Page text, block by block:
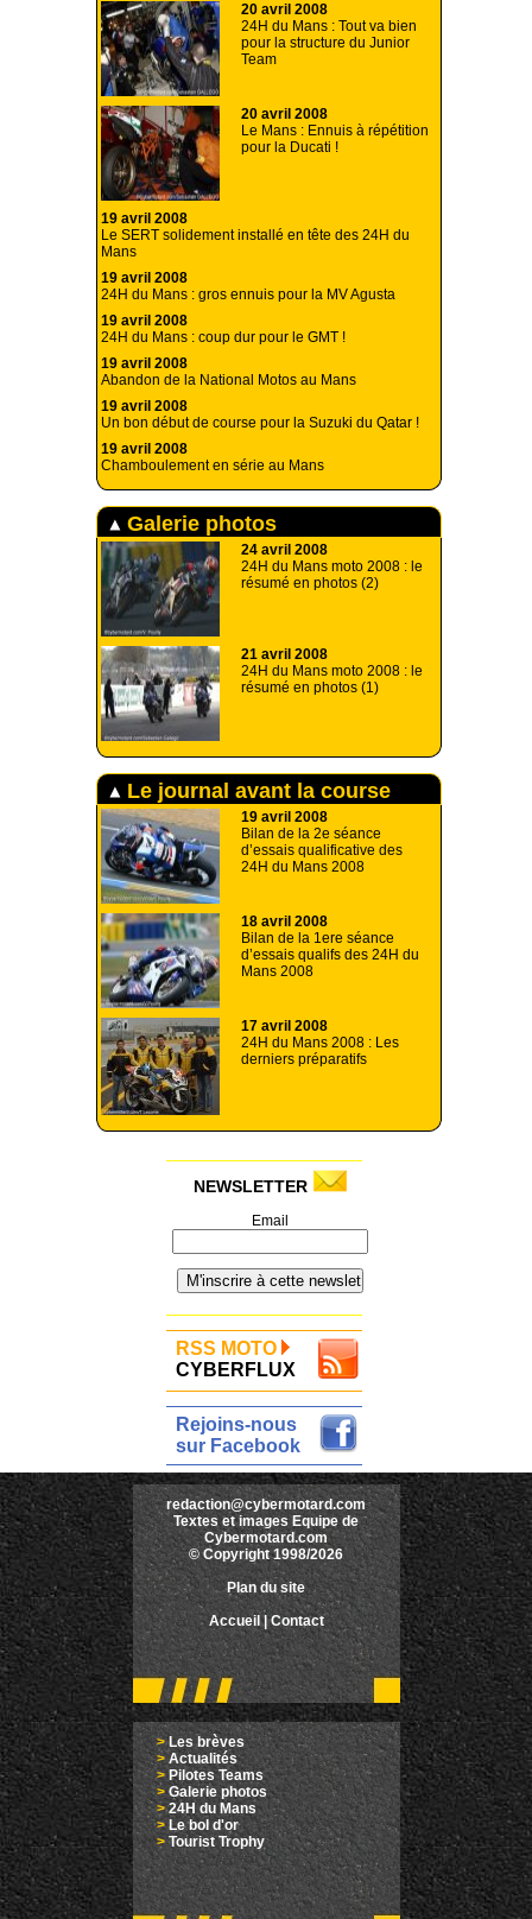
20 avril 2008
24H du Mans : Tout va bien
pour la structure du Junior
Team
20 avril 2008
Le Mans : Ennuis à répétition
pour la Ducati !
19 avril 2008
Le SERT solidement installé en tête des 24H du
Mans
19 avril 2008
24H du Mans : gros ennuis pour la MV Agusta
19 avril 2008
24H du Mans : coup dur pour le GMT !
19 avril 2008
Abandon de la National Motos au Mans
19 avril 2008
Un bon début de course pour la Suzuki du Qatar !
19 avril 2008
Chamboulement en série au Mans
Galerie photos
24 avril 2008
24H du Mans moto 2008 : le
résumé en photos (2)
21 avril 2008
24H du Mans moto 2008 : le
résumé en photos (1)
Le journal avant la course
19 avril 2008
Bilan de la 2e séance
d’essais qualificative des
24H du Mans 2008
18 avril 2008
Bilan de la 1ere séance
d’essais qualifs des 24H du
Mans 2008
17 avril 2008
24H du Mans 2008 : Les
derniers préparatifs
NEWSLETTER
Email
RSS MOTO
CYBERFLUX
Rejoins-nous
sur Facebook
redaction@cybermotard.com
Textes et images Equipe de
Cybermotard.com
© Copyright 1998/2026
Plan du site
Accueil |Contact
>Les brèves
> Actualités
> Pilotes Teams
>Galerie photos
>24H du Mans
>Le bol d'or
> Tourist Trophy